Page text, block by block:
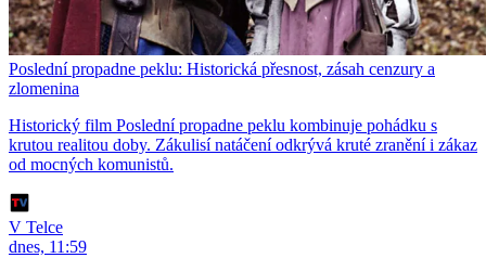
Poslední propadne peklu: Historická přesnost, zásah cenzury a
zlomenina
Historický film Poslední propadne peklu kombinuje pohádku s
krutou realitou doby. Zákulisí natáčení odkrývá kruté zranění i zákaz
od mocných komunistů.
V Telce
dnes, 11:59